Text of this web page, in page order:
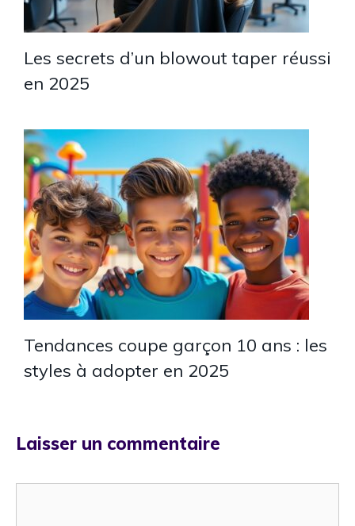
Les secrets d’un blowout taper réussi
en 2025
Tendances coupe garçon 10 ans : les
styles à adopter en 2025
Laisser un commentaire